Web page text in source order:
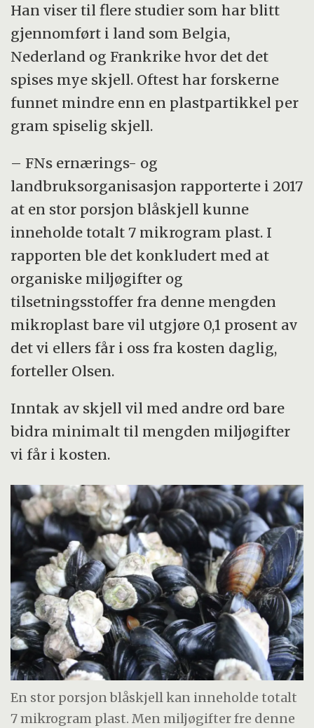
Han viser til flere studier som har blitt
gjennomført i land som Belgia,
Nederland og Frankrike hvor det det
spises mye skjell. Oftest har forskerne
funnet mindre enn en plastpartikkel per
gram spiselig skjell.
– FNs ernærings- og
landbruksorganisasjon rapporterte i 2017
at en stor porsjon blåskjell kunne
inneholde totalt 7 mikrogram plast. I
rapporten ble det konkludert med at
organiske miljøgifter og
tilsetningsstoffer fra denne mengden
mikroplast bare vil utgjøre 0,1 prosent av
det vi ellers får i oss fra kosten daglig,
forteller Olsen.
Inntak av skjell vil med andre ord bare
bidra minimalt til mengden miljøgifter
vi får i kosten.
En stor porsjon blåskjell kan inneholde totalt
7 mikrogram plast. Men miljøgifter fre denne